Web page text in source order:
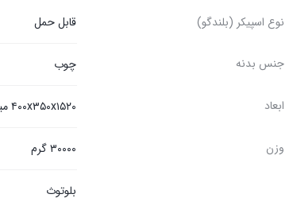
نوع اسپیکر (بلندگو) قابل حمل
جنس بدنه چوب
ابعاد ۴۰۰x۳۵۰x۱۵۲۰ میلی‌متر
وزن ۳۰۰۰۰ گرم
بلوتوث